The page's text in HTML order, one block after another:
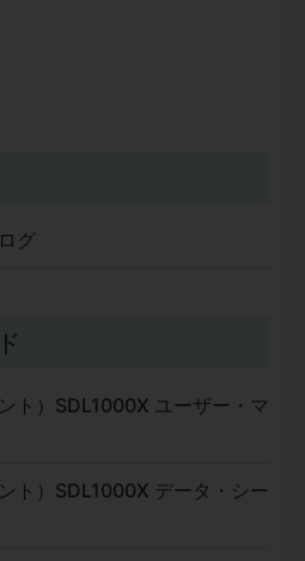
グ
ト）SDL1000X ユーザー・マ
ト）SDL1000X データ・シー